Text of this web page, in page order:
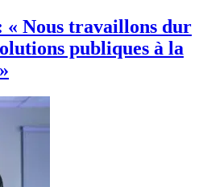
Nous travaillons dur
publiques à la